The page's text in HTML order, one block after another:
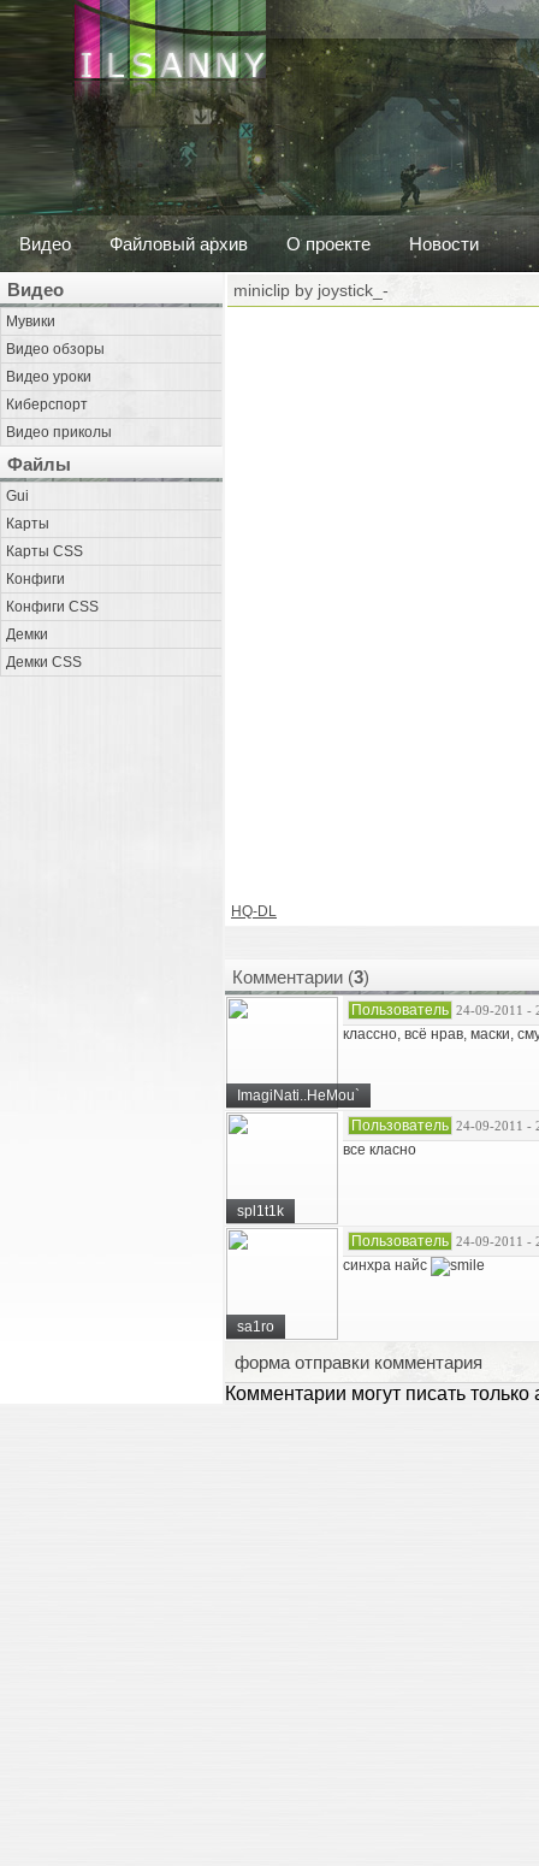
Видео Файловый архив О проекте Новости
Видео
Мувики
Видео обзоры
Видео уроки
Киберспорт
Видео приколы
Файлы
Gui
Карты
Карты CSS
Конфиги
Конфиги CSS
Демки
Демки CSS
miniclip by joystick_-
HQ-DL
Комментарии (3)
ImagiNati..HeMou`
Пользователь 24-09-2011 -
классно, всё нрав, маски,
spl1t1k
Пользователь 24-09-2011 -
все класно
sa1ro
Пользователь 24-09-2011 -
синхра найс
форма отправки комментария
Комментарии могут писать